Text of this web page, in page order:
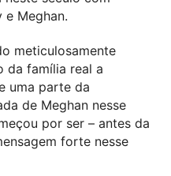
e Meghan.
meticulosamente
da família real a
uma parte da
de Meghan nesse
por ser – antes da
forte nesse